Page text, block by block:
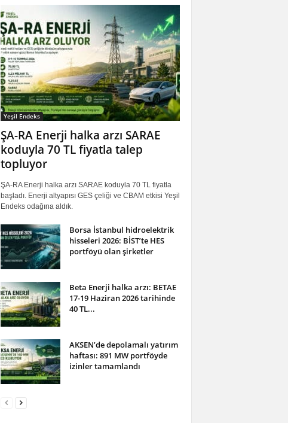
Yeşil Endeks
ŞA-RA Enerji halka arzı SARAE
koduyla 70 TL fiyatla talep
topluyor
ŞA-RA Enerji halka arzı SARAE koduyla 70 TL fiyatla
başladı. Enerji altyapısı GES çeliği ve CBAM etkisi Yeşil
Endeks odağına aldık.
Borsa İstanbul hidroelektrik
hisseleri 2026: BİST’te HES
portföyü olan şirketler
Beta Enerji halka arzı: BETAE
17-19 Haziran 2026 tarihinde
40 TL...
AKSEN’de depolamalı yatırım
haftası: 891 MW portföyde
izinler tamamlandı